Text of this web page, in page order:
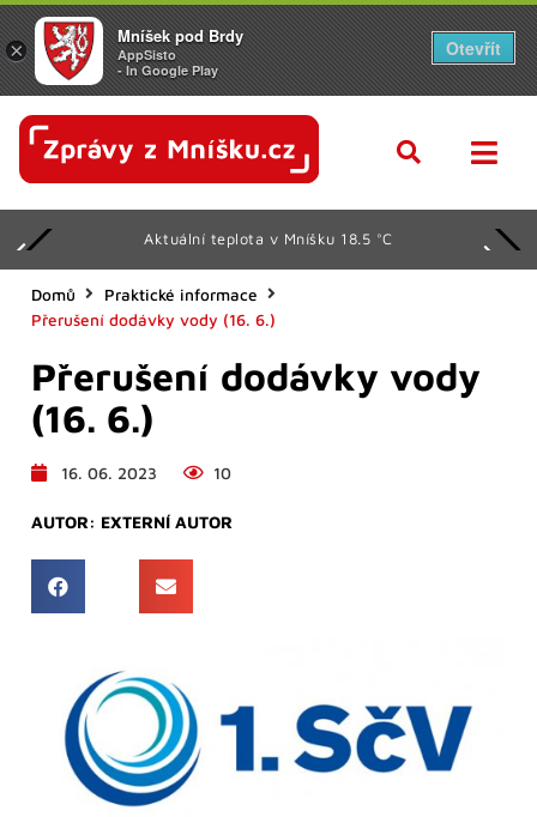
Aktuální teplota v Mníšku 18.5 °C
Domů
Praktické informace
Přerušení dodávky vody (16. 6.)
Přerušení dodávky vody
(16. 6.)
16. 06. 2023 10
AUTOR: EXTERNÍ AUTOR
×
Mníšek pod Brdy
AppSisto
- In Google Play
Otevřít